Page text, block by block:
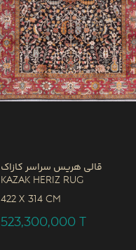
قالی هریس سراسر کازاک
Kazak Heriz Rug
422 x 314 CM
523,300,000 T